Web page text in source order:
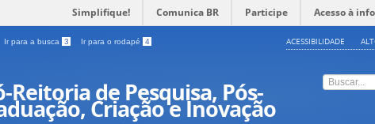
Simplifique! Comunica BR Participe Acesso à
Ir para a busca 3 Ir para o rodapé 4 ACESSIBILIDADE
Reitoria de Pesquisa, Pós-
Criação e Inovação